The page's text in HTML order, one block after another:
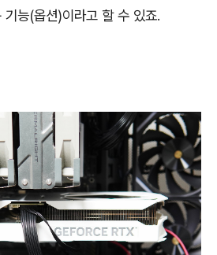
기능(옵션)이라고 할 수 있죠.